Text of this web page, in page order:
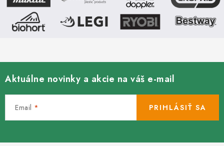
Aktuálne novinky a akcie na váš e-mail
Email PRIHLÁSIŤ SA